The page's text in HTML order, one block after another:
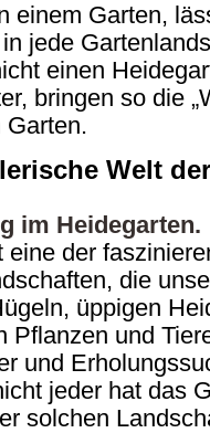
einem Garten,
jede
einen
bringen so die
Garten.
Welt der
im Heidegarten.
der
die
üppigen
Pflanzen und
und
jeder hat das
solchen